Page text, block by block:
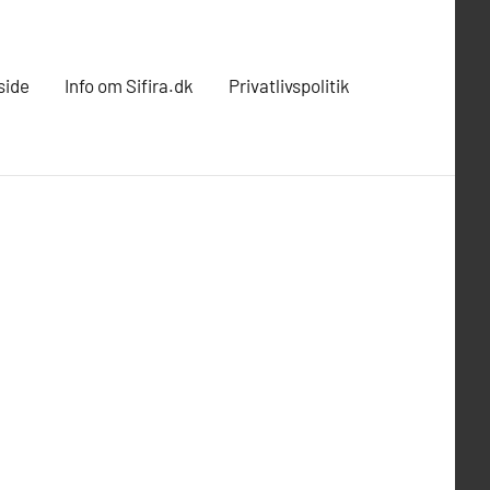
Info om Sifira.dk Privatlivspolitik